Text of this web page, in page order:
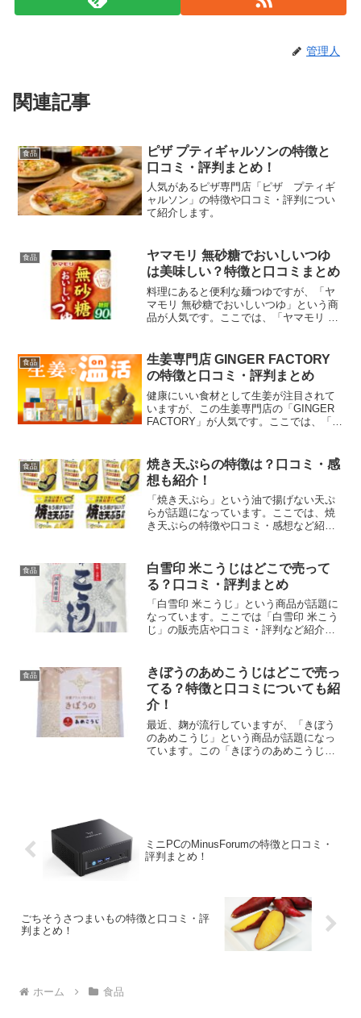
管理人
関連記事
食品
ピザ プティギャルソンの特徴と
口コミ・評判まとめ！
人気があるピザ専門店「ピザ プティギ
ャルソン」の特徴や口コミ・評判につい
て紹介します。
食品
ヤマモリ 無砂糖でおいしいつゆ
は美味しい？特徴と口コミまとめ
料理にあると便利な麺つゆですが、「ヤ
マモリ 無砂糖でおいしいつゆ」という商
品が人気です。ここでは、「ヤマモリ 無
食品
生姜専門店 GINGER FACTORY
の特徴と口コミ・評判まとめ
健康にいい食材として生姜が注目されて
いますが、この生姜専門店の「GINGER
FACTORY」が人気です。ここでは、「生
食品
焼き天ぷらの特徴は？口コミ・感
想も紹介！
「焼き天ぷら」という油で揚げない天ぷ
らが話題になっています。ここでは、焼
き天ぷらの特徴や口コミ・感想など紹介
食品
白雪印 米こうじはどこで売って
る？口コミ・評判まとめ
「白雪印 米こうじ」という商品が話題に
なっています。ここでは「白雪印 米こう
じ」の販売店や口コミ・評判など紹介し
食品
きぼうのあめこうじはどこで売っ
てる？特徴と口コミについても紹
介！
最近、麹が流行していますが、「きぼう
のあめこうじ」という商品が話題になっ
ています。この「きぼうのあめこうじ」
ミニPCのMinusForumの特徴と口コミ・
評判まとめ！
ごちそうさつまいもの特徴と口コミ・評
判まとめ！
ホーム 食品